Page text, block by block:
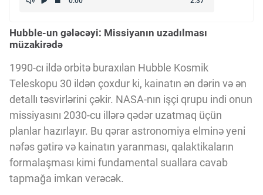
ÇƏRƏZLƏR SİYASƏTİ
İSTIFADƏ ŞƏRTLƏRİ
MƏXFİLİK SİYASƏTİ
Haqqımızda
Hubble-un gələcəyi: Missiyanın uzadılması
müzakirədə
1990-cı ildə orbitə buraxılan Hubble Kosmik
Teleskopu 30 ildən çoxdur ki, kainatın ən dərin və ən
detallı təsvirlərini çəkir. NASA-nın işçi qrupu indi onun
missiyasını 2030-cu illərə qədər uzatmaq üçün
planlar hazırlayır. Bu qərar astronomiya elminə yeni
nəfəs gətirə və kainatın yaranması, qalaktikaların
formalaşması kimi fundamental suallara cavab
tapmağa imkan verəcək.